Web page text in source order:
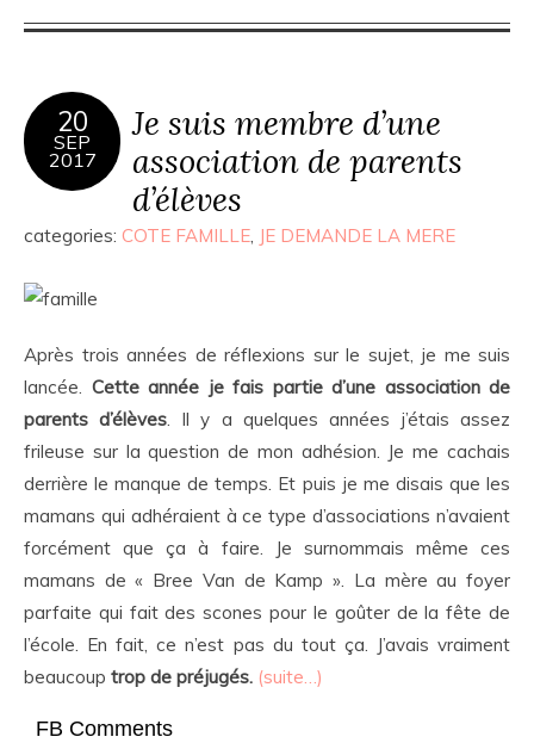
20
SEP
2017
Je suis membre d’une
association de parents
d’élèves
categories: COTE FAMILLE, JE DEMANDE LA MERE
Après trois années de réflexions sur le sujet, je me suis
lancée. Cette année je fais partie d’une association de
parents d’élèves. Il y a quelques années j’étais assez
frileuse sur la question de mon adhésion. Je me cachais
derrière le manque de temps. Et puis je me disais que les
mamans qui adhéraient à ce type d’associations n’avaient
forcément que ça à faire. Je surnommais même ces
mamans de « Bree Van de Kamp ». La mère au foyer
parfaite qui fait des scones pour le goûter de la fête de
l’école. En fait, ce n’est pas du tout ça. J’avais vraiment
beaucoup trop de préjugés. (suite…)
FB Comments